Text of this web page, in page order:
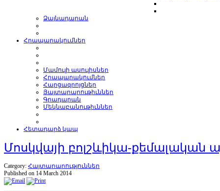
Ձայնադարան
Հրապարակումներ
Մամուլի ասուլիսներ
Հրապարակումներ
Հարցազրոյցներ
Յայտարարութիւններ
Գրադարան
Մեկնաբանութիւններ
Հետադարձ կապ
Մոսկվայի բոլշևիկա-քեմալական
Category: Հայտարարություններ
Published on 14 March 2014